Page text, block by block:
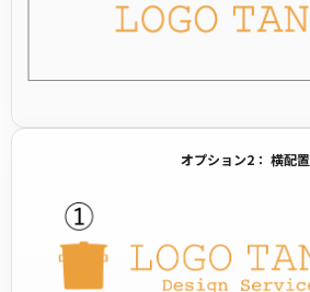
オプション2： 横配置